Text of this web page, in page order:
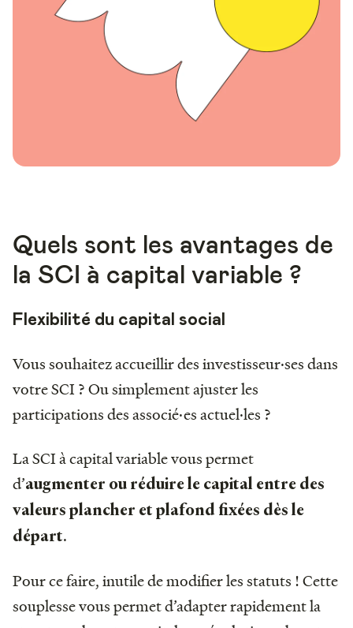
Quels sont les avantages de
la SCI à capital variable ?
Flexibilité du capital social
Vous souhaitez accueillir des investisseur·ses dans
votre SCI ? Ou simplement ajuster les
participations des associé·es actuel·les ?
La SCI à capital variable vous permet
d’augmenter ou réduire le capital entre des
valeurs plancher et plafond fixées dès le
départ.
Pour ce faire, inutile de modifier les statuts ! Cette
souplesse vous permet d’adapter rapidement la